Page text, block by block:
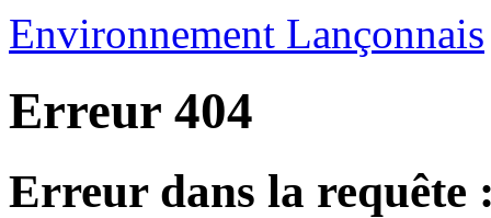
Environnement Lançonnais
Erreur 404
Erreur dans la requête